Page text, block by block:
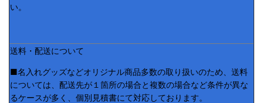
い。
送料・配送について
■名入れグッズなどオリジナル商品多数の取り扱いのため、送料
については、配送先が１箇所の場合と複数の場合など条件が異な
るケースが多く、個別見積書にて対応しております。